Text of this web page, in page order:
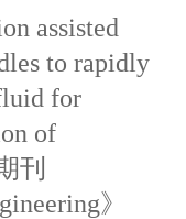
assisted
to rapidly
for
of
刊
》